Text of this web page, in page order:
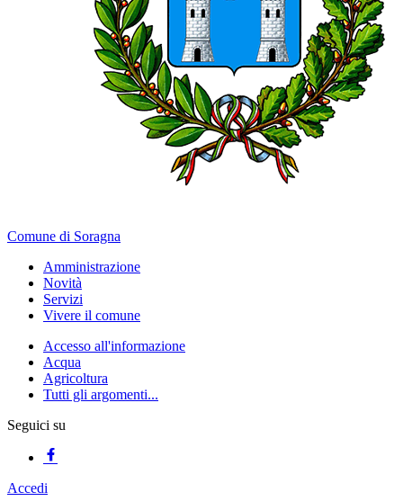
Comune di Soragna
Amministrazione
Novità
Servizi
Vivere il comune
Accesso all'informazione
Acqua
Agricoltura
Tutti gli argomenti...
Seguici su
Accedi